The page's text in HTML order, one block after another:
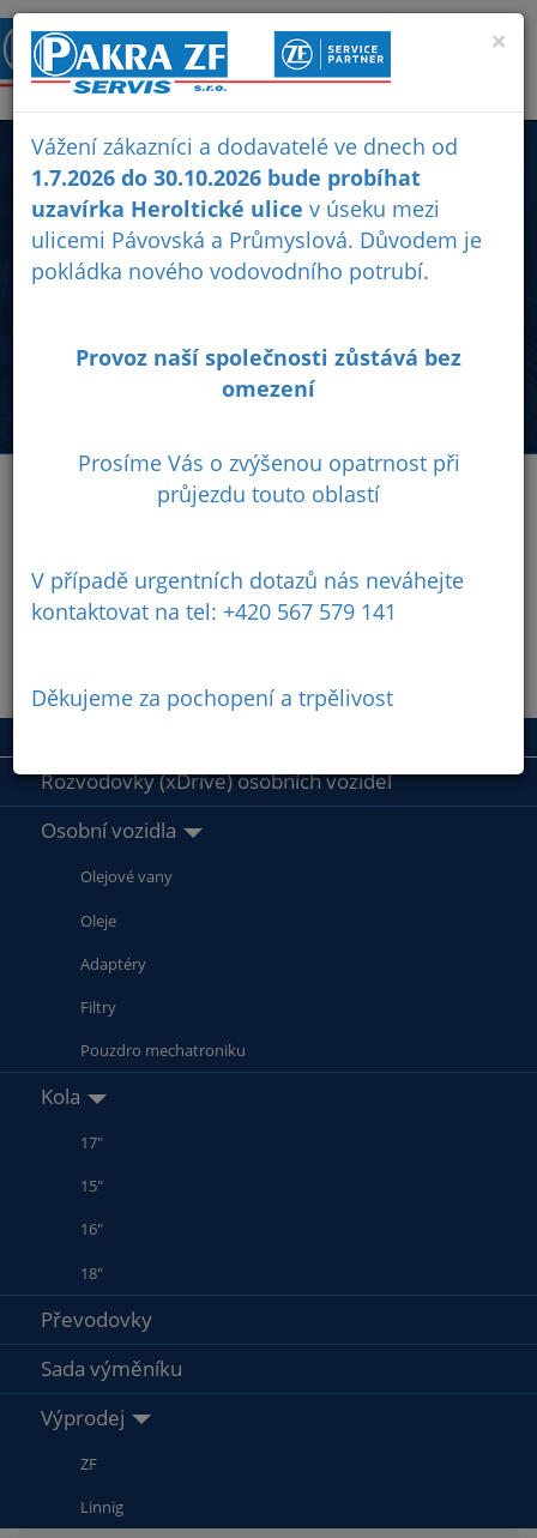
E-SHOP
Prodej originálních náhradních dílů ZF, rozvodovek (xDrive)
osobních vozidel BMW, Audi, Jeep, Chevrolet, Land Rover,
0
Obchodní
Rozvodovky (xDrive) osobních vozidel
Osobní vozidla
Olejové vany
Oleje
Adaptéry
Filtry
Pouzdro mechatroniku
Kola
17"
15"
16"
18"
Převodovky
Sada výměníku
Výprodej
ZF
Linnig
×
Vážení zákazníci a dodavatelé ve dnech od
1.7.2026 do 30.10.2026 bude probíhat
uzavírka Heroltické ulice v úseku mezi
ulicemi Pávovská a Průmyslová. Důvodem je
pokládka nového vodovodního potrubí.
Provoz naší společnosti zůstává bez
omezení
Prosíme Vás o zvýšenou opatrnost při
průjezdu touto oblastí
V případě urgentních dotazů nás neváhejte
kontaktovat na tel: +420 567 579 141
Děkujeme za pochopení a trpělivost